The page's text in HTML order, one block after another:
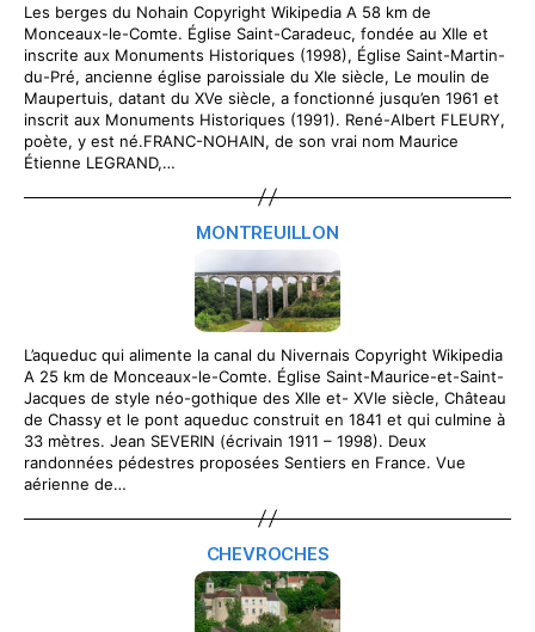
Les berges du Nohain Copyright Wikipedia A 58 km de
Monceaux-le-Comte. Église Saint-Caradeuc, fondée au XIIe et
inscrite aux Monuments Historiques (1998), Église Saint-Martin-
du-Pré, ancienne église paroissiale du XIe siècle, Le moulin de
Maupertuis, datant du XVe siècle, a fonctionné jusqu’en 1961 et
inscrit aux Monuments Historiques (1991). René-Albert FLEURY,
poète, y est né.FRANC-NOHAIN, de son vrai nom Maurice
Étienne LEGRAND,…
MONTREUILLON
L’aqueduc qui alimente la canal du Nivernais Copyright Wikipedia
A 25 km de Monceaux-le-Comte. Église Saint-Maurice-et-Saint-
Jacques de style néo-gothique des XIIe et- XVIe siècle, Château
de Chassy et le pont aqueduc construit en 1841 et qui culmine à
33 mètres. Jean SEVERIN (écrivain 1911 – 1998). Deux
randonnées pédestres proposées Sentiers en France. Vue
aérienne de…
CHEVROCHES